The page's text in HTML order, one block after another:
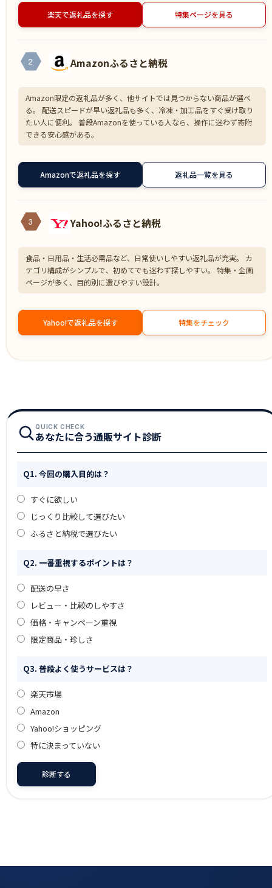
楽天で返礼品を探す 特集ページを見る
2 Amazonふるさと納税
Amazon限定の返礼品が多く、他サイトでは見つからない商品が選べ
る。 配送スピードが早い返礼品も多く、冷凍・加工品をすぐ受け取り
たい人に便利。 普段Amazonを使っている人なら、操作に迷わず寄附
できる安心感がある。
Amazonで返礼品を探す 返礼品一覧を見る
3 Yahoo!ふるさと納税
食品・日用品・生活必需品など、日常使いしやすい返礼品が充実。 カ
テゴリ構成がシンプルで、初めてでも迷わず探しやすい。 特集・企画
ページが多く、目的別に選びやすい設計。
Yahoo!で返礼品を探す 特集をチェック
QUICK CHECK
あなたに合う通販サイト診断
Q1. 今回の購入目的は？
すぐに欲しい
じっくり比較して選びたい
ふるさと納税で選びたい
Q2. 一番重視するポイントは？
配送の早さ
レビュー・比較のしやすさ
価格・キャンペーン重視
限定商品・珍しさ
Q3. 普段よく使うサービスは？
楽天市場
Amazon
Yahoo!ショッピング
特に決まっていない
診断する